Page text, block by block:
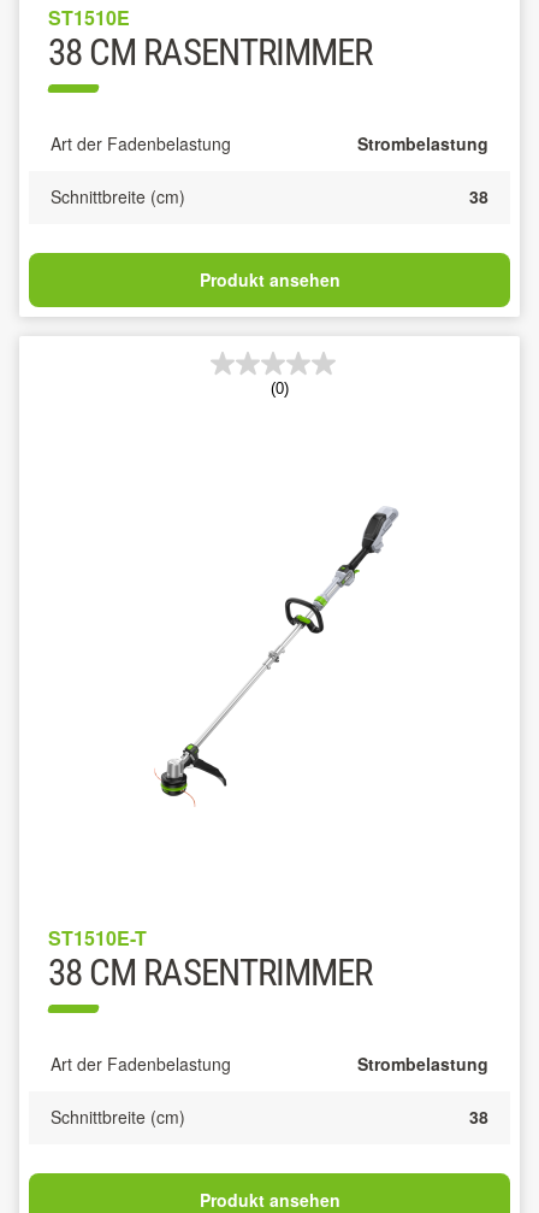
ST1510E
38 CM RASENTRIMMER
Art der Fadenbelastung Strombelastung
Schnittbreite (cm) 38
Produkt ansehen
(0)
ST1510E-T
38 CM RASENTRIMMER
Art der Fadenbelastung Strombelastung
Schnittbreite (cm) 38
Produkt ansehen